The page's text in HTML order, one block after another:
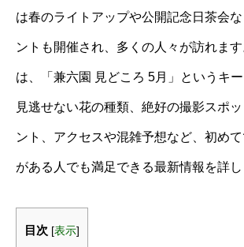
は春のライトアップや公開記念日茶会
ントも開催され、多くの人々が訪れま
は、「兼六園 見どころ 5月」というキー
見逃せない花の種類、絶好の撮影スポ
ント、アクセスや混雑予想など、初め
がある人でも満足できる最新情報を詳し
目次 [表示]